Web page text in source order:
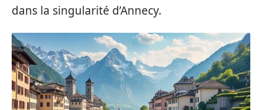
dans la singularité d’Annecy.